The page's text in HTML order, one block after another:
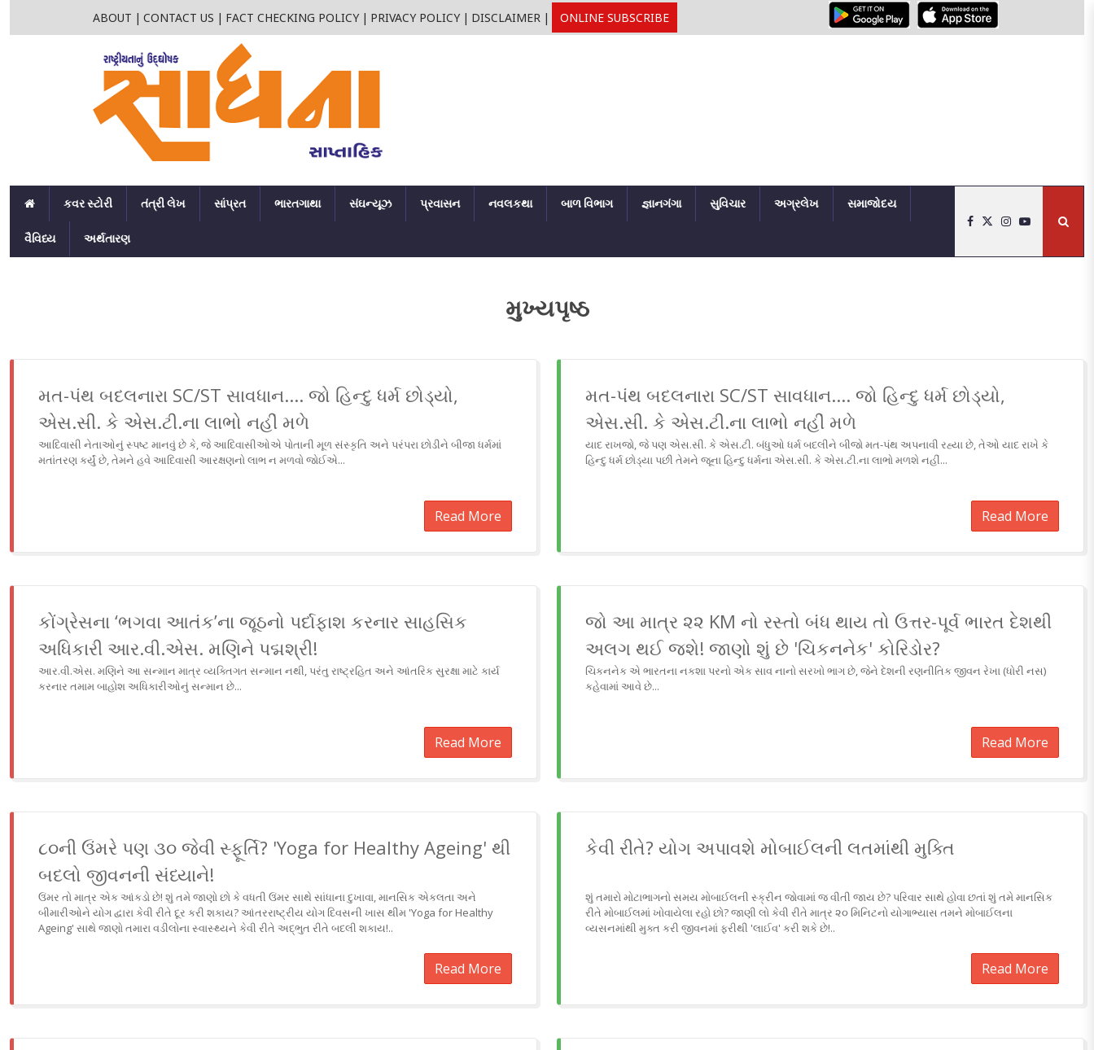
ABOUT | CONTACT US | FACT CHECKING POLICY | PRIVACY POLICY | DISCLAIMER | ONLINE SUBSCRIBE
કવર સ્ટોરી તંત્રી લેખ સાંપ્રત ભારતગાથા સંઘન્યૂઝ પ્રવાસન નવલકથા બાળ વિભાગ જ્ઞાનગંગા સુવિચાર અગ્રલેખ સમાજોદય
વૈવિધ્ય અર્થતારણ
મુખ્યપૃષ્ઠ
મત-પંથ બદલનારા SC/ST સાવધાન.... જો હિન્દુ ધર્મ છોડ્યો,
એસ.સી. કે એસ.ટી.ના લાભો નહીં મળે
આદિવાસી નેતાઓનું સ્પષ્ટ માનવું છે કે, જે આદિવાસીઓએ પોતાની મૂળ સંસ્કૃતિ અને પરંપરા છોડીને બીજા ધર્મમાં
મતાંતરણ કર્યું છે, તેમને હવે આદિવાસી આરક્ષણનો લાભ ન મળવો જોઈએ...
Read More
મત-પંથ બદલનારા SC/ST સાવધાન.... જો હિન્દુ ધર્મ છોડ્યો,
એસ.સી. કે એસ.ટી.ના લાભો નહીં મળે
યાદ રાખજો, જે પણ એસ.સી. કે એસ.ટી. બંધુઓ ધર્મ બદલીને બીજો મત-પંથ અપનાવી રહ્યા છે, તેઓ યાદ રાખે કે
હિન્દુ ધર્મ છોડ્યા પછી તેમને જૂના હિન્દુ ધર્મના એસ.સી. કે એસ.ટી.ના લાભો મળશે નહીં...
Read More
કોંગ્રેસના ‘ભગવા આતંક’ના જૂઠનો પર્દાફાશ કરનાર સાહસિક
અધિકારી આર.વી.એસ. મણિને પદ્મશ્રી!
આર.વી.એસ. મણિને આ સન્માન માત્ર વ્યક્તિગત સન્માન નથી, પરંતુ રાષ્ટ્રહિત અને આંતરિક સુરક્ષા માટે કાર્ય
કરનાર તમામ બાહોશ અધિકારીઓનું સન્માન છે...
Read More
જો આ માત્ર ૨૨ KM નો રસ્તો બંધ થાય તો ઉત્તર-પૂર્વ ભારત દેશથી
અલગ થઈ જશે! જાણો શું છે 'ચિકનનેક' કોરિડોર?
ચિકનનેક એ ભારતના નકશા પરનો એક સાવ નાનો સરખો ભાગ છે, જેને દેશની રણનીતિક જીવન રેખા (ધોરી નસ)
કહેવામાં આવે છે...
Read More
૮૦ની ઉંમરે પણ ૩૦ જેવી સ્ફૂર્તિ? 'Yoga for Healthy Ageing' થી
બદલો જીવનની સંધ્યાને!
ઉંમર તો માત્ર એક આંકડો છે! શું તમે જાણો છો કે વધતી ઉંમર સાથે સાંધાના દુખાવા, માનસિક એકલતા અને
બીમારીઓને યોગ દ્વારા કેવી રીતે દૂર કરી શકાય? આંતરરાષ્ટ્રીય યોગ દિવસની ખાસ થીમ 'Yoga for Healthy
Ageing' સાથે જાણો તમારા વડીલોના સ્વાસ્થ્યને કેવી રીતે અદ્ભુત રીતે બદલી શકાય!..
Read More
કેવી રીતે? યોગ અપાવશે મોબાઈલની લતમાંથી મુક્તિ
શું તમારો મોટાભાગનો સમય મોબાઈલની સ્ક્રીન જોવામાં જ વીતી જાય છે? પરિવાર સાથે હોવા છતાં શું તમે માનસિક
રીતે મોબાઈલમાં ખોવાયેલા રહો છો? જાણી લો કેવી રીતે માત્ર ૨૦ મિનિટનો યોગાભ્યાસ તમને મોબાઈલના
વ્યસનમાંથી મુક્ત કરી જીવનમાં ફરીથી 'લાઈવ' કરી શકે છે!..
Read More